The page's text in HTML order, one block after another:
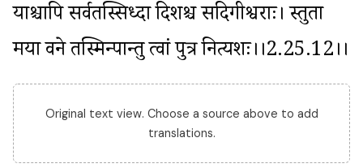
याश्चापि सर्वतस्सिध्दा दिशश्च सदिगीश्वराः। स्तुता
मया वने तस्मिन्पान्तु त्वां पुत्र नित्यशः।।2.25.12।।
Original text view. Choose a source above to add
translations.